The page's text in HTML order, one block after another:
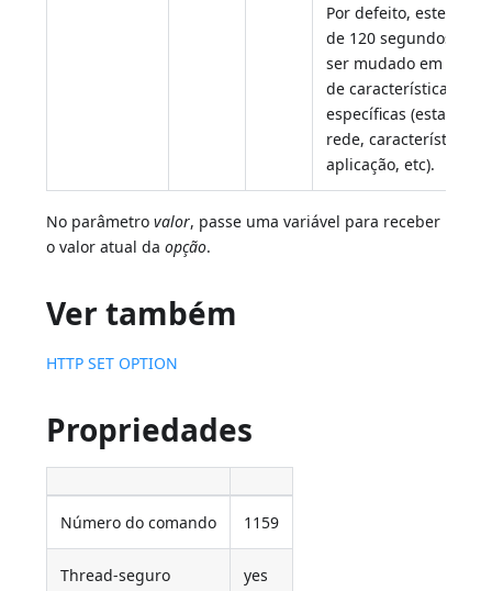
Por defeito, este
de 120 segundos.
ser mudado em
de características
específicas (estado da
rede, características
aplicação, etc).
No parâmetrovalor, passe uma variável para receber
o valor atual daopção.
Ver também
HTTP SET OPTION
Propriedades
Número do comando 1159
Thread-seguro yes